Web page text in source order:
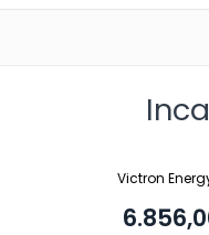
Victron